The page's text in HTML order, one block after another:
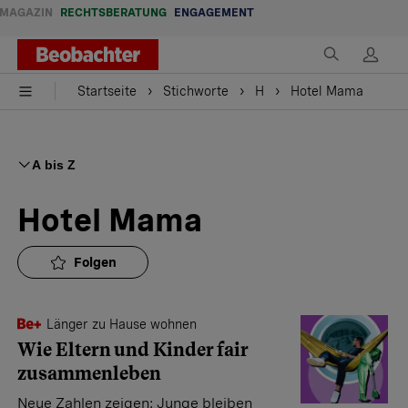
MAGAZIN RECHTSBERATUNG ENGAGEMENT
Startseite Stichworte H Hotel Mama
A bis Z
Hotel Mama
Folgen
Länger zu Hause wohnen
Wie Eltern und Kinder fair
zusammenleben
Neue Zahlen zeigen: Junge bleiben